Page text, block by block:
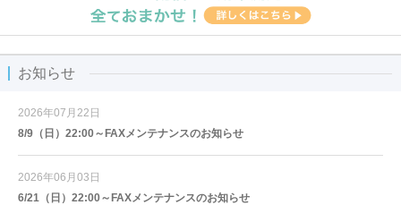
お知らせ
2026年07月22日
8/9（日）22:00～FAXメンテナンスのお知らせ
2026年06月03日
6/21（日）22:00～FAXメンテナンスのお知らせ